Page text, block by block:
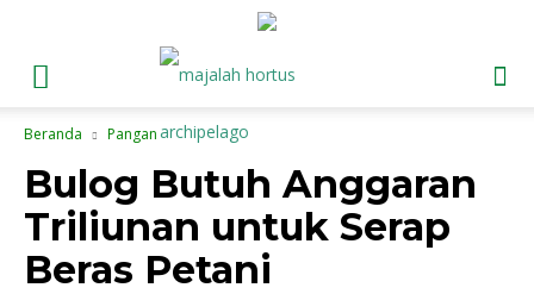
Beranda Pangan
Bulog Butuh Anggaran
Triliunan untuk Serap
Beras Petani